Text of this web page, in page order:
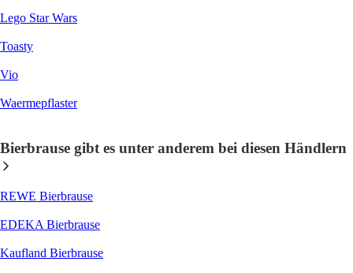
Lego Star Wars
Toasty
Vio
Waermepflaster
Bierbrause gibt es unter anderem bei diesen Händlern
REWE Bierbrause
EDEKA Bierbrause
Kaufland Bierbrause